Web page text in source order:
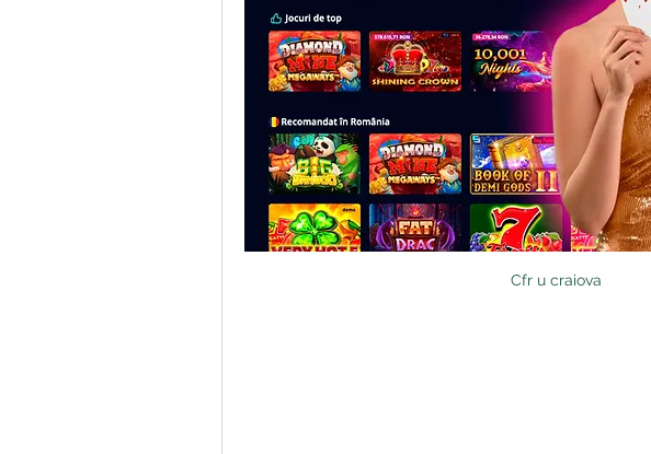
Cfr u craiova